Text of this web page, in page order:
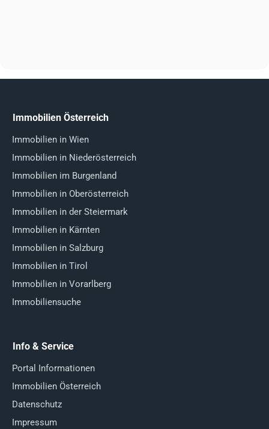
Immobilien Österreich
Immobilien in Wien
Immobilien in Niederösterreich
Immobilien im Burgenland
Immobilien in Oberösterreich
Immobilien in der Steiermark
Immobilien in Kärnten
Immobilien in Salzburg
Immobilien in Tirol
Immobilien in Vorarlberg
Immobiliensuche
Info & Service
Portal Informationen
Immobilien Österreich
Datenschutz
Impressum